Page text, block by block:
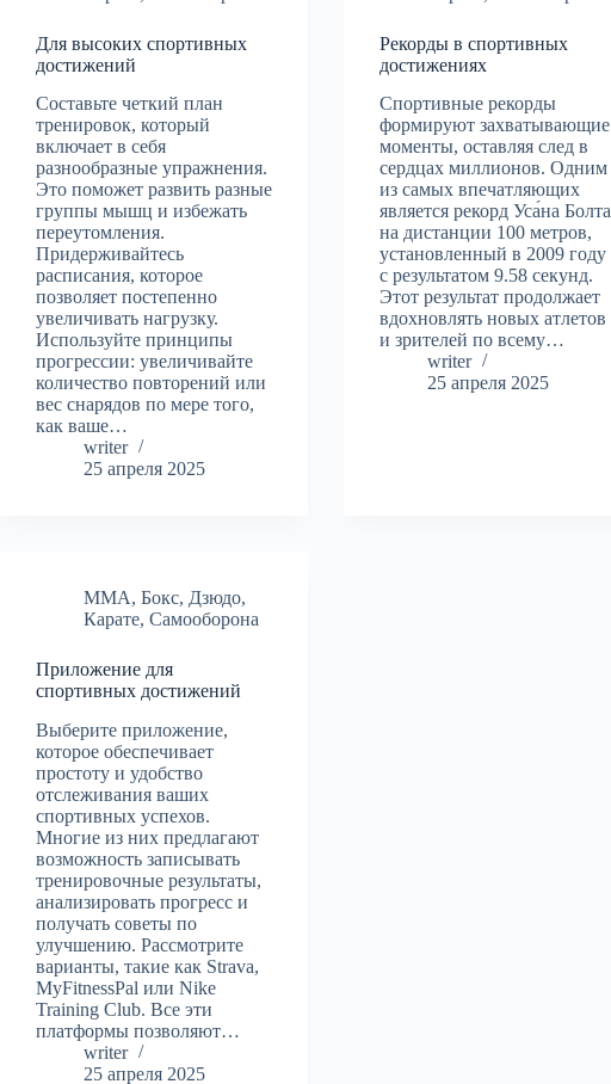
Для высоких спортивных
достижений
Составьте четкий план
тренировок, который
включает в себя
разнообразные упражнения.
Это поможет развить разные
группы мышц и избежать
переутомления.
Придерживайтесь
расписания, которое
позволяет постепенно
увеличивать нагрузку.
Используйте принципы
прогрессии: увеличивайте
количество повторений или
вес снарядов по мере того,
как ваше…
writer
25 апреля 2025
Рекорды в спортивных
достижениях
Спортивные рекорды
формируют захватывающие
моменты, оставляя след в
сердцах миллионов. Одним
из самых впечатляющих
является рекорд Уса́на Болта
на дистанции 100 метров,
установленный в 2009 году
с результатом 9.58 секунд.
Этот результат продолжает
вдохновлять новых атлетов
и зрителей по всему…
writer
25 апреля 2025
MMA, Бокс, Дзюдо,
Карате, Самооборона
Приложение для
спортивных достижений
Выберите приложение,
которое обеспечивает
простоту и удобство
отслеживания ваших
спортивных успехов.
Многие из них предлагают
возможность записывать
тренировочные результаты,
анализировать прогресс и
получать советы по
улучшению. Рассмотрите
варианты, такие как Strava,
MyFitnessPal или Nike
Training Club. Все эти
платформы позволяют…
writer
25 апреля 2025